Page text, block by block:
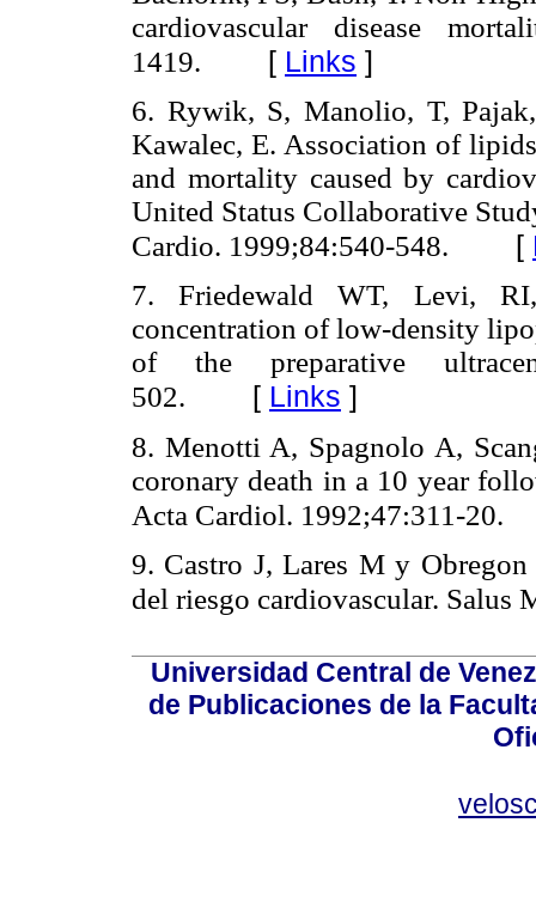
cardiovascular disease
1419. [ Links ]
6. Rywik, S, Manolio, T,
Kawalec, E. Association of
and mortality caused by
United Status Collaborative
Cardio. 1999;84:540-548. [
7. Friedewald WT, Levi,
concentration of low-density
of the preparative
502. [ Links ]
8. Menotti A, Spagnolo A,
coronary death in a 10 year
Acta Cardiol. 1992;47:311-20.
9. Castro J, Lares M y
del riesgo cardiovascular.
Universidad Central de
de Publicaciones de la